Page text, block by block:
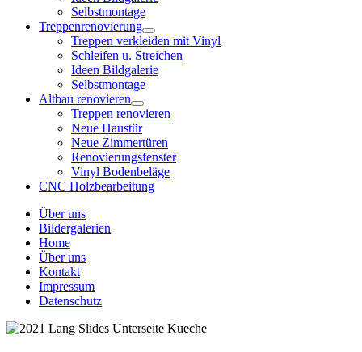
Selbstmontage
Treppenrenovierung
Treppen verkleiden mit Vinyl
Schleifen u. Streichen
Ideen Bildgalerie
Selbstmontage
Altbau renovieren
Treppen renovieren
Neue Haustür
Neue Zimmertüren
Renovierungsfenster
Vinyl Bodenbeläge
CNC Holzbearbeitung
Über uns
Bildergalerien
Home
Über uns
Kontakt
Impressum
Datenschutz